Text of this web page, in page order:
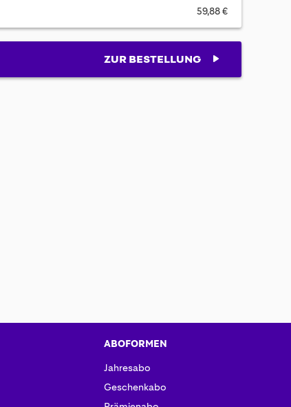
59,88 €
ZUR BESTELLUNG
ABOFORMEN
Jahresabo
Geschenkabo